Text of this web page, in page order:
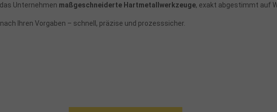
Unternehmen maßgeschneiderte Hartmetallwerkzeuge, exakt abgestimmt auf
Ihren Vorgaben – schnell, präzise und prozesssicher.